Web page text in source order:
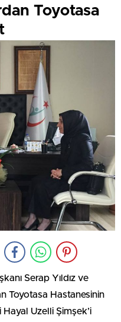
Toyotasa
Serap Yıldız ve
Toyotasa Hastanesinin
Uzelli Şimşek’i